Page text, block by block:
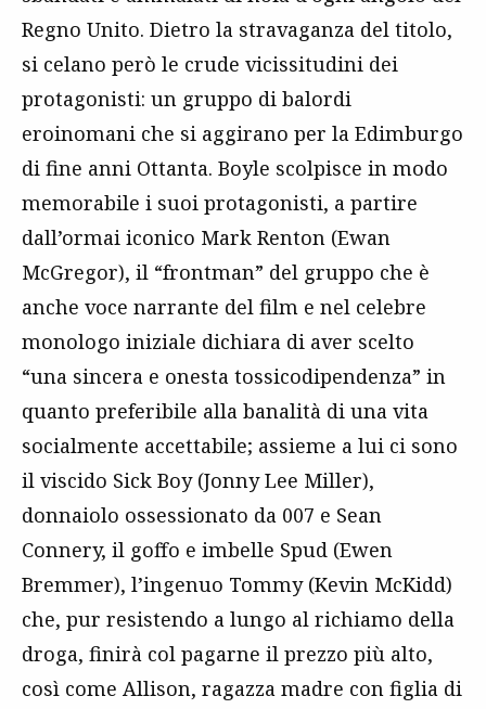
Regno Unito. Dietro la stravaganza del titolo,
si celano però le crude vicissitudini dei
protagonisti: un gruppo di balordi
eroinomani che si aggirano per la Edimburgo
di fine anni Ottanta. Boyle scolpisce in modo
memorabile i suoi protagonisti, a partire
dall’ormai iconico Mark Renton (Ewan
McGregor), il “frontman” del gruppo che è
anche voce narrante del film e nel celebre
monologo iniziale dichiara di aver scelto
“una sincera e onesta tossicodipendenza” in
quanto preferibile alla banalità di una vita
socialmente accettabile; assieme a lui ci sono
il viscido Sick Boy (Jonny Lee Miller),
donnaiolo ossessionato da 007 e Sean
Connery, il goffo e imbelle Spud (Ewen
Bremmer), l’ingenuo Tommy (Kevin McKidd)
che, pur resistendo a lungo al richiamo della
droga, finirà col pagarne il prezzo più alto,
così come Allison, ragazza madre con figlia di